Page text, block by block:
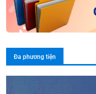
Đa phương tiện